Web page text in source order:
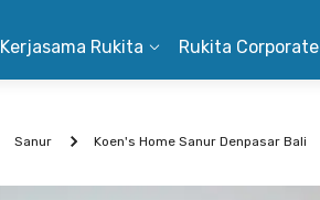
Kerjasama Rukita Rukita Corporate
Sanur Koen's Home Sanur Denpasar Bali